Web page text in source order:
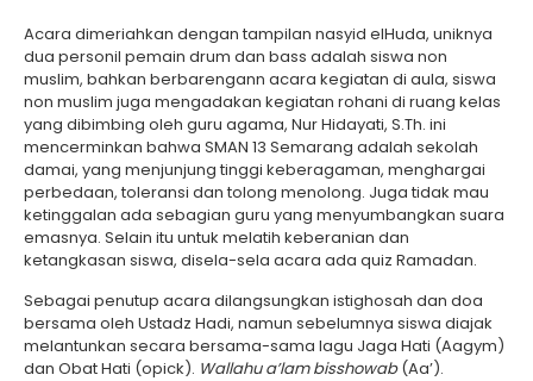
Acara dimeriahkan dengan tampilan nasyid elHuda, uniknya
dua personil pemain drum dan bass adalah siswa non
muslim, bahkan berbarengann acara kegiatan di aula, siswa
non muslim juga mengadakan kegiatan rohani di ruang kelas
yang dibimbing oleh guru agama, Nur Hidayati, S.Th. ini
mencerminkan bahwa SMAN 13 Semarang adalah sekolah
damai, yang menjunjung tinggi keberagaman, menghargai
perbedaan, toleransi dan tolong menolong. Juga tidak mau
ketinggalan ada sebagian guru yang menyumbangkan suara
emasnya. Selain itu untuk melatih keberanian dan
ketangkasan siswa, disela-sela acara ada quiz Ramadan.
Sebagai penutup acara dilangsungkan istighosah dan doa
bersama oleh Ustadz Hadi, namun sebelumnya siswa diajak
melantunkan secara bersama-sama lagu Jaga Hati (Aagym)
dan Obat Hati (opick). Wallahu a’lam bisshowab(Aa’).